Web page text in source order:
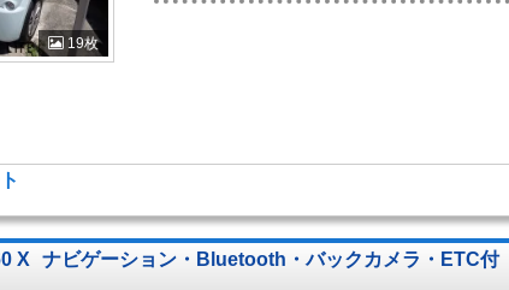
19枚
X ナビゲーション・Bluetooth・バックカメラ・ETC付